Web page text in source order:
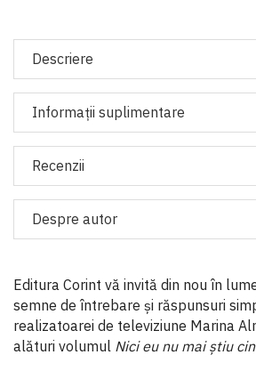
Descriere
Informaţii suplimentare
Recenzii
Despre autor
Editura Corint vă invită din nou în
semne de întrebare și răspunsuri
realizatoarei de televiziune Marina
alături volumul Nici eu nu mai știu